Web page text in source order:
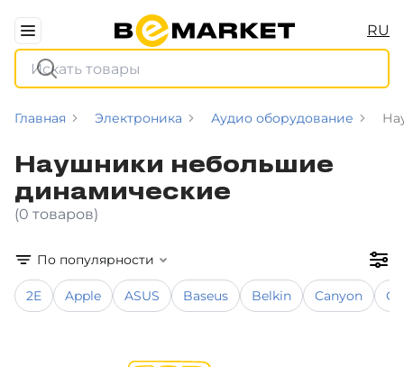
RU
Главная Электроника Аудио оборудование
Наушники небольшие
динамические
(0 товаров)
По популярности
2E Apple ASUS Baseus Belkin Canyon